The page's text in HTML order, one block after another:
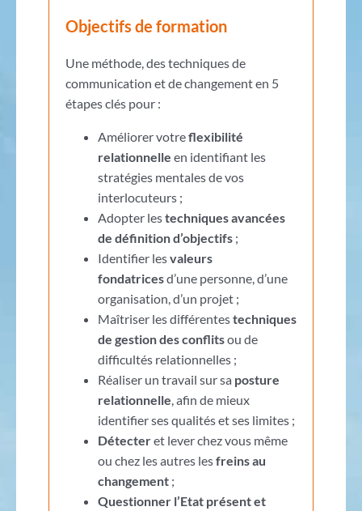
Objectifs de formation
Une méthode, des techniques de
communication et de changement en 5
étapes clés pour :
Améliorer votreflexibilité
relationnelle en identifiant les
stratégies mentales de vos
interlocuteurs ;
Adopter lestechniques avancées
de définition d’objectifs;
Identifier lesvaleurs
fondatricesd’une personne, d’une
organisation, d’un projet ;
Maîtriser les différentestechniques
de gestion des conflitsou de
difficultés relationnelles ;
Réaliser un travail sur sa posture
relationnelle, afin de mieux
identifier ses qualités et ses limites ;
Détecteret lever chez vous même
ou chez les autres lesfreins au
changement;
Questionner l’Etat présent et